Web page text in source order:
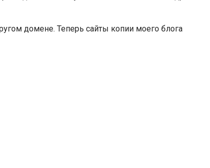
домене. Теперь сайты копии моего блога